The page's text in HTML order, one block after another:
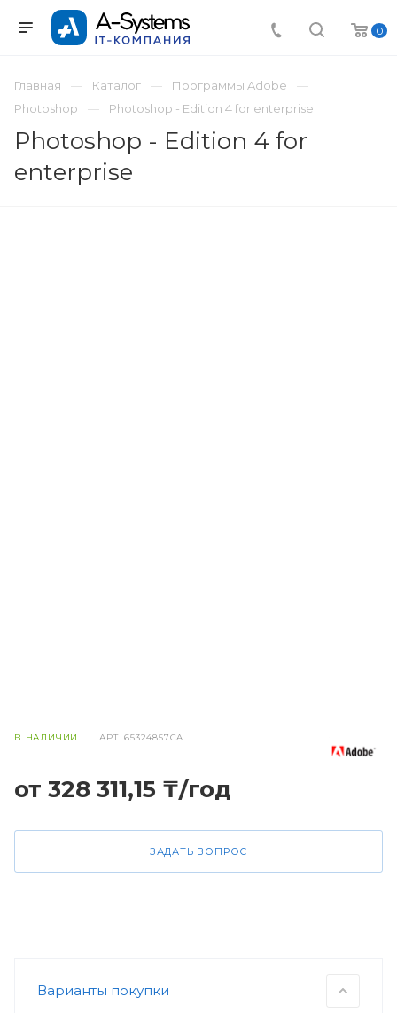
0
Главная Каталог
Программы Adobe
Photoshop
Photoshop - Edition 4 for enterprise
Photoshop - Edition 4 for
enterprise
В НАЛИЧИИ АРТ.65324857CA
от 328 311,15 ₸/год
ЗАДАТЬ ВОПРОС
Варианты покупки